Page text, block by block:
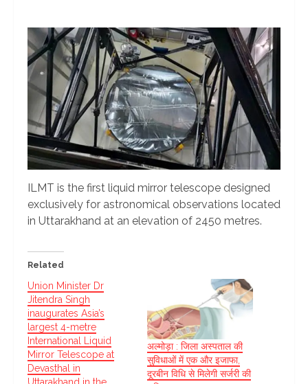
ILMT is the first liquid mirror telescope designed
exclusively for astronomical observations located
in Uttarakhand at an elevation of 2450 metres.
Related
Union Minister Dr
Jitendra Singh
inaugurates Asia’s
largest 4-metre
International Liquid
Mirror Telescope at
Devasthal in
अल्मोड़ा : जिला अस्पताल की
सुविधाओं में एक और इजाफा,
दूरबीन विधि से मिलेगी सर्जरी की